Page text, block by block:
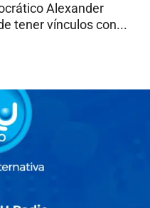
Alexander
tener vínculos con...